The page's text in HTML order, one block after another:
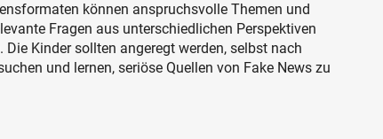
können anspruchsvolle Themen und
Fragen aus unterschiedlichen Perspektiven
Die Kinder sollten angeregt werden, selbst nach
und lernen, seriöse Quellen von Fake News zu